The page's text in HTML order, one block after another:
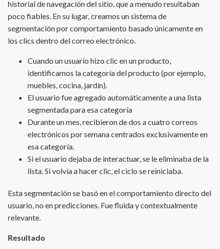
historial de navegación del sitio, que a menudo resultaban
poco fiables. En su lugar, creamos un sistema de
segmentación por comportamiento basado únicamente en
los clics dentro del correo electrónico.
Cuando un usuario hizo clic en un producto,
identificamos la categoría del producto (por ejemplo,
muebles, cocina, jardín).
El usuario fue agregado automáticamente a una lista
segmentada para esa categoría
Durante un mes, recibieron de dos a cuatro correos
electrónicos por semana centrados exclusivamente en
esa categoría.
Si el usuario dejaba de interactuar, se le eliminaba de la
lista. Si volvía a hacer clic, el ciclo se reiniciaba.
Esta segmentación se basó en el comportamiento directo del
usuario, no en predicciones. Fue fluida y contextualmente
relevante.
Resultado